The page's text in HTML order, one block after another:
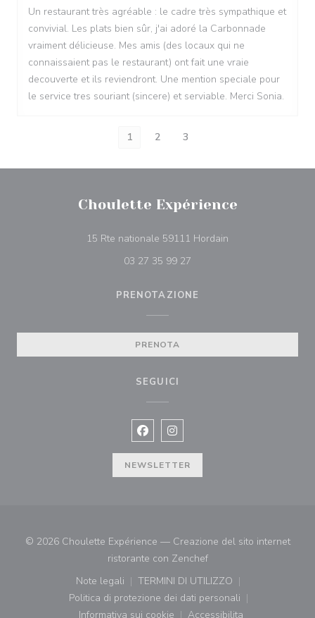
Un restaurant très agréable : le cadre très sympathique et
convivial. Les plats bien sûr, j'ai adoré la Carbonnade
vraiment délicieuse. Mes amis (des locaux qui ne
connaissaient pas le restaurant) ont fait une vraie
decouverte et ils reviendront. Une mention speciale pour
le service tres souriant (sincere) et serviable. Merci Sonia.
1 2 3
Choulette Expérience
15 Rte nationale 59111 Hordain
03 27 35 99 27
PRENOTAZIONE
PRENOTA
SEGUICI
Facebook ((apre una nuova
Instagram ((apre una nuova
NEWSLETTER
© 2026 Choulette Expérience — Creazione del sito internet
ristorante con Zenchef((apre una nuova
Note legali
((apre una nuova finestra))
TERMINI DI UTILIZZO
((apre una nuova finestra))
Politica di protezione dei dati personali
((apre una nuova finestra))
Informativa sui cookie Accessibilita